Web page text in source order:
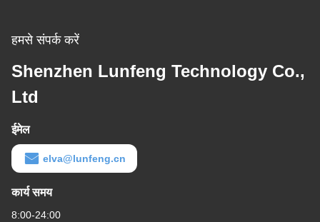
हमसे संपर्क करें
Shenzhen Lunfeng Technology Co.,
Ltd
ईमेल
elva@lunfeng.cn
कार्य समय
8:00-24:00